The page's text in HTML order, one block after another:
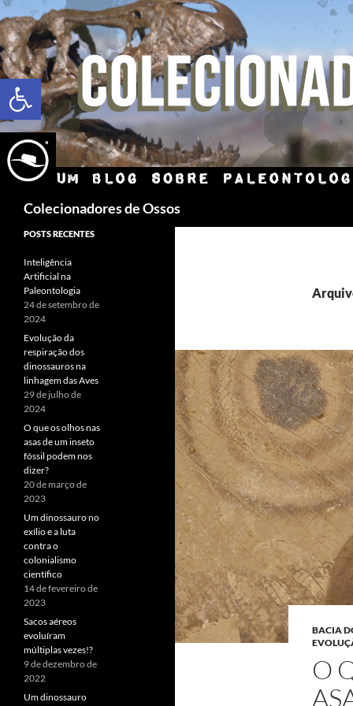
Abrir a barra de ferramentas
Colecionadores de Ossos
BACIA
O
POSTS RECENTES
Inteligência
Artificial na
Paleontologia
24 de setembro de
2024
Evolução da
respiração dos
dinossauros na
linhagem das Aves
29 de julho de
2024
O que os olhos nas
asas de um inseto
fóssil podem nos
dizer?
20 de março de
2023
Um dinossauro no
exílio e a luta
contra o
colonialismo
científico
14 de fevereiro de
2023
Sacos aéreos
evoluíram
múltiplas vezes!?
9 de dezembro de
2022
Um dinossauro